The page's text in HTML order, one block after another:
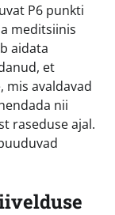
P6 punkti
meditsiinis
aidata
et
mis avaldavad
nii
raseduse ajal.